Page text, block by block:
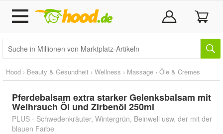
Hood › Beauty & Gesundheit › Wellness › Massage › Öle & Cremes
Pferdebalsam extra starker Gelenksbalsam mit
Weihrauch Öl und Zirbenöl 250ml
PLUS - Schwedenkräuter, Wintergrün, Beinwell usw. der mit der
blauen Farbe